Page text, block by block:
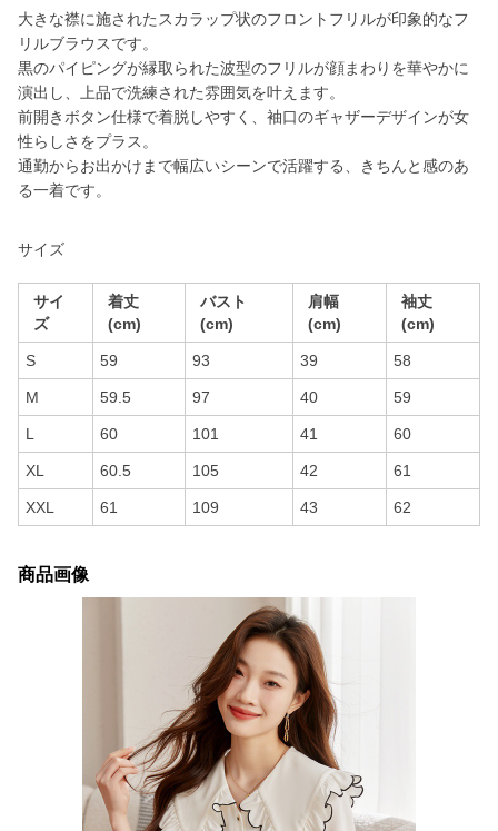
大きな襟に施されたスカラップ状のフロントフリルが印象的なフ
リルブラウスです。
黒のパイピングが縁取られた波型のフリルが顔まわりを華やかに
演出し、上品で洗練された雰囲気を叶えます。
前開きボタン仕様で着脱しやすく、袖口のギャザーデザインが女
性らしさをプラス。
通勤からお出かけまで幅広いシーンで活躍する、きちんと感のあ
る一着です。
サイズ
サイ
ズ
着丈
(cm)
バスト
(cm)
肩幅
(cm)
袖丈
(cm)
S 59 93 39 58
M 59.5 97 40 59
L 60 101 41 60
XL 60.5 105 42 61
XXL 61 109 43 62
商品画像